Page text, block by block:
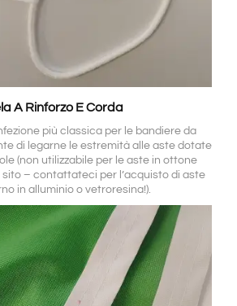
A Rinforzo E Corda
più classica per le bandiere da
di legarne le estremità alle aste dotate
(non utilizzabile per le aste in ottone
– contattateci per l’acquisto di aste
in alluminio o vetroresina!).